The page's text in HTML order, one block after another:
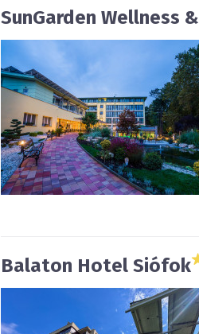
SunGarden Wellness
Balaton Hotel Siófok